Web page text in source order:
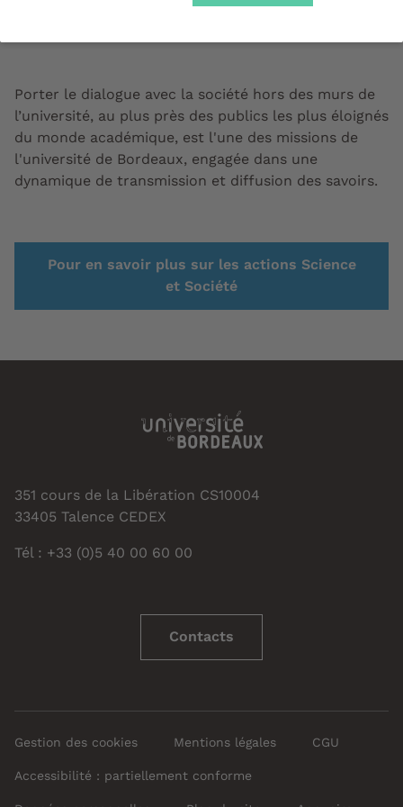
Porter le dialogue avec la société hors des murs de
l’université, au plus près des publics les plus éloignés
du monde académique, est l'une des missions de
l'université de Bordeaux, engagée dans une
dynamique de transmission et diffusion des savoirs.
Pour en savoir plus sur les actions Science
et Société
351 cours de la Libération CS10004
33405 Talence CEDEX
Tél : +33 (0)5 40 00 60 00
Contacts
Gestion des cookies Mentions légales CGU
Accessibilité : partiellement conforme